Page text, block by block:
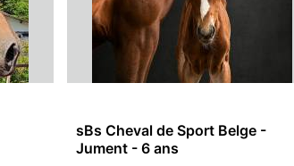
sBs Cheval de Sport Belge -
Jument - 6 ans